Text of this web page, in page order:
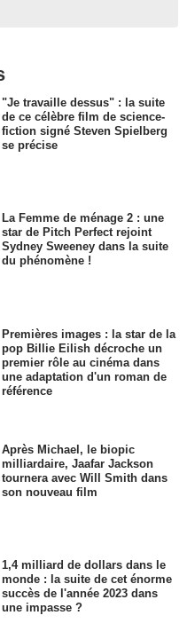
"Je travaille dessus" : la suite
de ce célèbre film de science-
fiction signé Steven Spielberg
se précise
La Femme de ménage 2 : une
star de Pitch Perfect rejoint
Sydney Sweeney dans la suite
du phénomène !
Premières images : la star de la
pop Billie Eilish décroche un
premier rôle au cinéma dans
une adaptation d'un roman de
référence
Après Michael, le biopic
milliardaire, Jaafar Jackson
tournera avec Will Smith dans
son nouveau film
1,4 milliard de dollars dans le
monde : la suite de cet énorme
succès de l'année 2023 dans
une impasse ?